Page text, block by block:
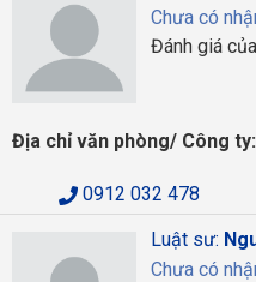
Chưa có
Đánh giá
Địa chỉ văn phòng/ Công ty:
0912 032 478
Luật sư:
Chưa có